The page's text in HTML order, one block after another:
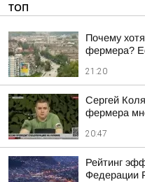
ТОП
Почему
фермера?
21:20
Сергей
фермера
20:47
Рейтинг
Федерации